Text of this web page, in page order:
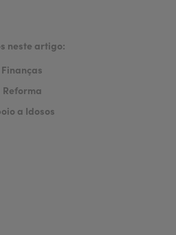
neste artigo:
Finanças
Reforma
a Idosos